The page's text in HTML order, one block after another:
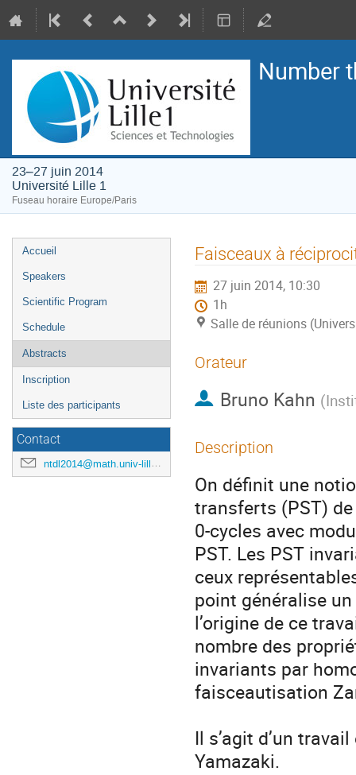
Number
23–27 juin 2014
Université Lille 1
Fuseau horaire Europe/Paris
Menu
de
Accueil
Speakers
Scientific Program
Schedule
Abstracts
Inscription
Liste des participants
Contact
ntdl2014@math.univ-lille1.fr
Faisceaux à
27 juin 2014, 10:30
1h
Salle de réunions
Orateur
Bruno Kahn (
Description
On définit une
transferts (PST)
0-cycles avec
PST. Les PST
ceux
point généralise
l’origine de ce
nombre des
invariants par
faisceautisation
Il s’agit d’un
Yamazaki.